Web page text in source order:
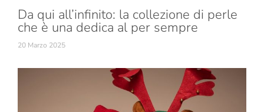
Da qui all’infinito: la collezione di perle
che è una dedica al per sempre
20 Marzo 2025